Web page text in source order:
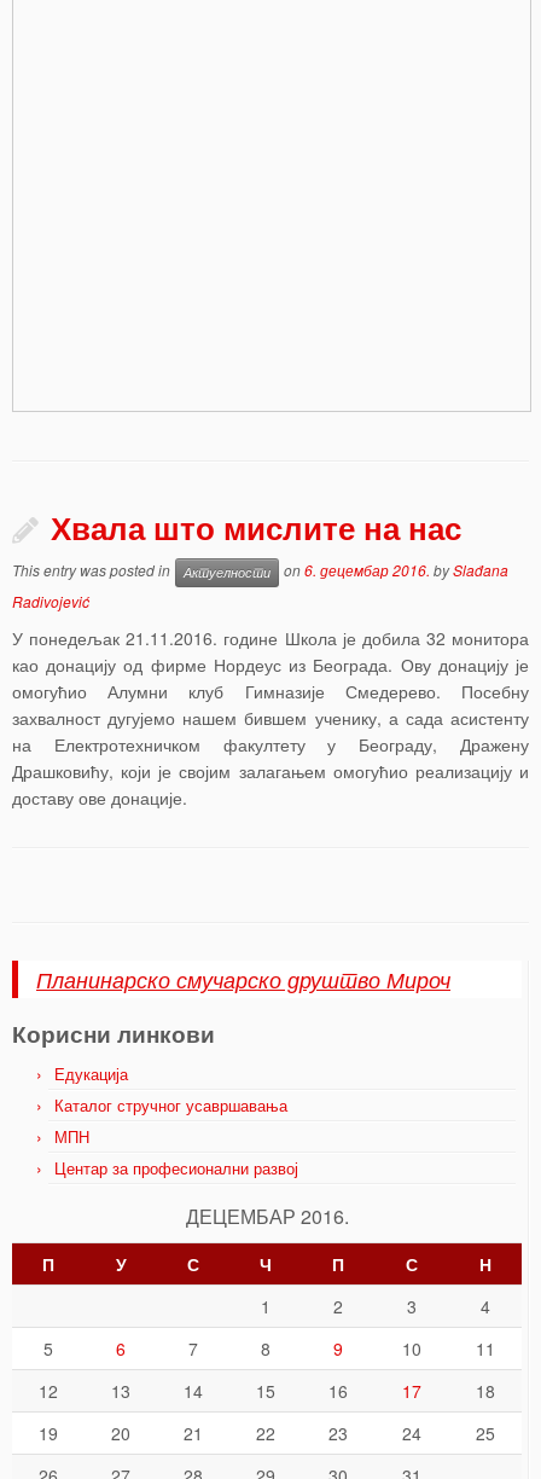
Хвала што мислите на нас
This entry was posted in Актуелности on6. децембар 2016. bySlađana
Radivojević
У понедељак 21.11.2016. године Школа је добила 32 монитора
као донацију од фирме Нордеус из Београда. Ову донацију је
омогућио Алумни клуб Гимназије Смедерево. Посебну
захвалност дугујемо нашем бившем ученику, а сада асистенту
на Електротехничком факултету у Београду, Дражену
Драшковићу, који је својим залагањем омогућио реализацију и
доставу ове донације.
Планинарско смучарско друштво Мироч
Корисни линкови
Едукација
Каталог стручног усавршавања
МПН
Центар за професионални развој
ДЕЦЕМБАР 2016.
П У С Ч П С
Н
1
2 3
4
5
6 7 8 9 10
11
12
13 14 15 16 17
18
19
20 21 22 23 24
25